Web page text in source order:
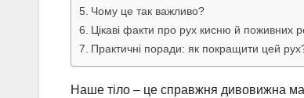
Чому це так важливо?
Цікаві факти про рух кисню й поживних
Практичні поради: як покращити цей
Наше тіло – це справжня дивовижна